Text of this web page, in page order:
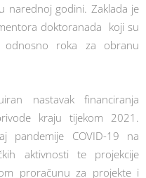
narednoj godini. Zaklada je
doktoranada koji su
odnosno roka za obranu
nastavak financiranja
kraju tijekom 2021.
pandemije COVID-19 na
aktivnosti te projekcije
proračunu za projekte i